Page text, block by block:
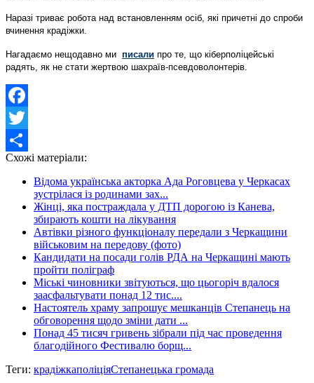
Наразі триває робота над встановленням осіб, які причетні до спроби
вчинення крадіжки.
Нагадаємо нещодавно ми писали про те, що кіберполіцейські
радять, як не стати жертвою шахраїв-псевдоволонтерів.
Facebook
Twitter
Share
Схожі матеріали:
Відома українська акторка Ада Роговцева у Черкасах
зустрілася із родинами зах...
Жінці, яка постраждала у ДТП дорогою із Канева,
збирають кошти на лікування
Автівки різного функціоналу передали з Черкащини
військовим на передову (фото)
Кандидати на посади голів РДА на Черкащині мають
пройти поліграф
Міські чиновники звітуються, що цьогоріч вдалося
заасфальтувати понад 12 тис....
Настоятель храму запрошує мешканців Степанець на
обговорення щодо зміни дати ...
Понад 45 тисяч гривень зібрали під час проведення
благодійного Фестивалю борщ...
Теги: крадіжкаполіціяСтепанецька громада